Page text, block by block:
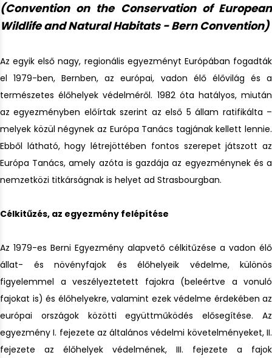
(Convention on the Conservation of European
Wildlife and Natural Habitats - Bern Convention)
Az egyik első nagy, regionális egyezményt Európában fogadták
el 1979-ben, Bernben, az európai, vadon élő élővilág és a
természetes élőhelyek védelméről. 1982 óta hatályos, miután
az egyezményben előírtak szerint az első 5 állam ratifikálta –
melyek közül négynek az Európa Tanács tagjának kellett lennie.
Ebből látható, hogy létrejöttében fontos szerepet játszott az
Európa Tanács, amely azóta is gazdája az egyezménynek és a
nemzetközi titkárságnak is helyet ad Strasbourgban.
Célkitűzés, az egyezmény felépítése
Az 1979-es Berni Egyezmény alapvető célkitűzése a vadon élő
állat- és növényfajok és élőhelyeik védelme, különös
figyelemmel a veszélyeztetett fajokra (beleértve a vonuló
fajokat is) és élőhelyekre, valamint ezek védelme érdekében az
európai országok közötti együttműködés elősegítése. Az
egyezmény I. fejezete az általános védelmi követelményeket, II.
fejezete az élőhelyek védelmének, III. fejezete a fajok